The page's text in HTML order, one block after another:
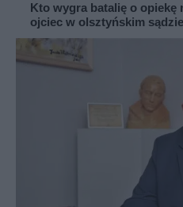
Kto wygra batalię o opiekę
ojciec w olsztyńskim sądzie